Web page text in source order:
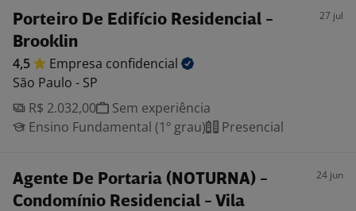
Porteiro De Edifício Residencial -
Brooklin
27 jul
4,5 Empresa confidencial
São Paulo - SP
R$ 2.032,00
Sem experiência
Ensino Fundamental (1º grau)
Presencial
Agente De Portaria (NOTURNA) -
Condomínio Residencial - Vila
24 jun